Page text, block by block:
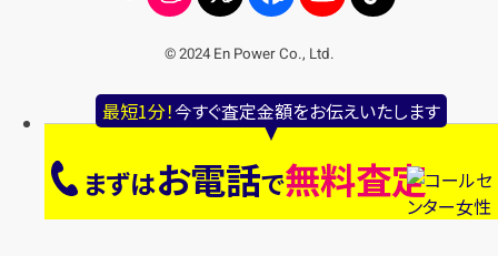
最短1分！今すぐ査定金額をお伝えいたします
まずはお電話で無料査定
© 2024 En Power Co., Ltd.